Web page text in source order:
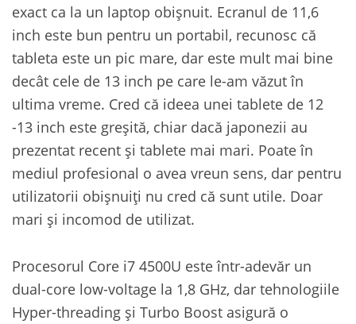
exact ca la un laptop obișnuit. Ecranul de 11,6
inch este bun pentru un portabil, recunosc că
tableta este un pic mare, dar este mult mai bine
decât cele de 13 inch pe care le-am văzut în
ultima vreme. Cred că ideea unei tablete de 12
-13 inch este greșită, chiar dacă japonezii au
prezentat recent și tablete mai mari. Poate în
mediul profesional o avea vreun sens, dar pentru
utilizatorii obișnuiți nu cred că sunt utile. Doar
mari și incomod de utilizat.
Procesorul Core i7 4500U este într-adevăr un
dual-core low-voltage la 1,8 GHz, dar tehnologiile
Hyper-threading și Turbo Boost asigură o